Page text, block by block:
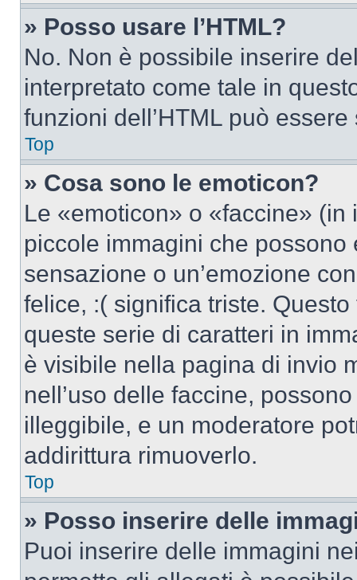
» Posso usare l’HTML?
No. Non è possibile inserire
interpretato come tale in
funzioni dell’HTML può
Top
» Cosa sono le emoticon?
Le «emoticon» o «faccine»
piccole immagini che
sensazione o un’emozione
felice, :( significa triste.
queste serie di caratteri in
è visibile nella pagina di invio
nell’uso delle faccine,
illeggibile, e un moderatore
addirittura rimuoverlo.
Top
» Posso inserire delle
Puoi inserire delle immagini